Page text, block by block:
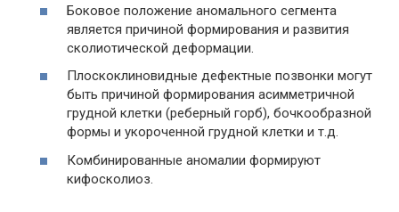
Боковое положение аномального сегмента
является причиной формирования и развития
сколиотической деформации.
Плоскоклиновидные дефектные позвонки могут
быть причиной формирования асимметричной
грудной клетки (реберный горб), бочкообразной
формы и укороченной грудной клетки и т.д.
Комбинированные аномалии формируют
кифосколиоз.